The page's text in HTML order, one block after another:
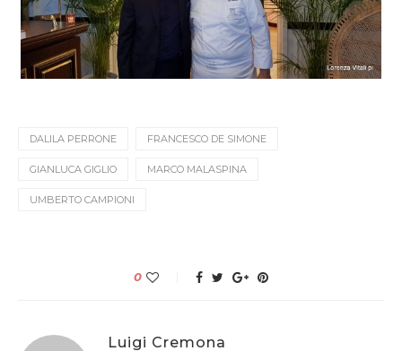
DALILA PERRONE FRANCESCO DE SIMONE
GIANLUCA GIGLIO MARCO MALASPINA
UMBERTO CAMPIONI
0
Luigi Cremona